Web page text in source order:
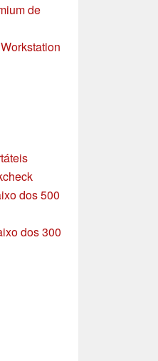
de
dos 500
dos 300